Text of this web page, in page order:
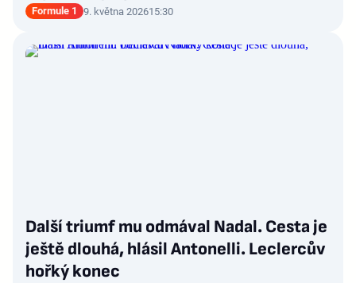
Formule 1 9. května 202615:30
Další triumf mu odmával Nadal. Cesta je
ještě dlouhá, hlásil Antonelli. Leclercův
hořký konec